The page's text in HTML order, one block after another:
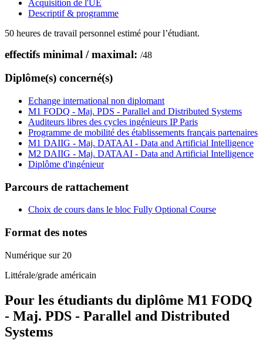
Acquisition de l'UE
Descriptif & programme
50 heures de travail personnel estimé pour l’étudiant.
effectifs minimal / maximal: /48
Diplôme(s) concerné(s)
Echange international non diplomant
M1 FODQ - Maj. PDS - Parallel and Distributed Systems
Auditeurs libres des cycles ingénieurs IP Paris
Programme de mobilité des établissements français partenaires
M1 DAIIG - Maj. DATAAI - Data and Artificial Intelligence
M2 DAIIG - Maj. DATAAI - Data and Artificial Intelligence
Diplôme d'ingénieur
Parcours de rattachement
Choix de cours dans le bloc Fully Optional Course
Format des notes
Numérique sur 20
Littérale/grade américain
Pour les étudiants du diplôme M1 FODQ
- Maj. PDS - Parallel and Distributed
Systems